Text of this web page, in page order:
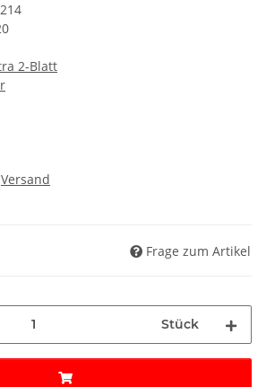
2-Blatt
Versand
Frage zum Artikel
Stück